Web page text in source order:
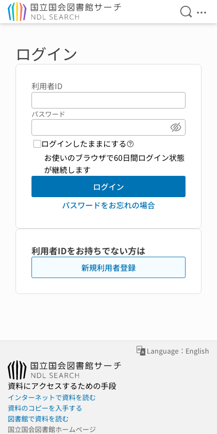
検索を
メ
ログイン
利用者ID
パスワード
パスワー
ログインしたままにする ログイン機能 ヘルプペ
お使いのブラウザで60日間ログイン状態
が継続します
ログイン
パスワードをお忘れの場合
利用者IDをお持ちでない方は
新規利用者登録
Language：English
資料にアクセスするための手段
インターネットで資料を読む
資料のコピーを入手する
図書館で資料を読む
国立国会図書館ホームページ